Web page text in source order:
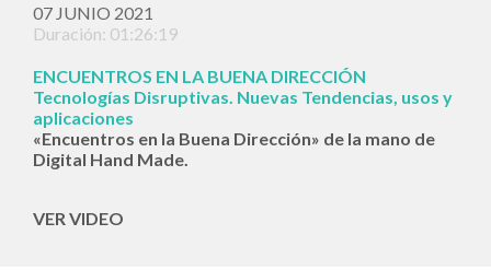
07 JUNIO 2021
Duración: 01:26:19
ENCUENTROS EN LA BUENA DIRECCIÓN
Tecnologías Disruptivas. Nuevas Tendencias, usos y
aplicaciones
«Encuentros en la Buena Dirección» de la mano de
Digital Hand Made.
VER VIDEO